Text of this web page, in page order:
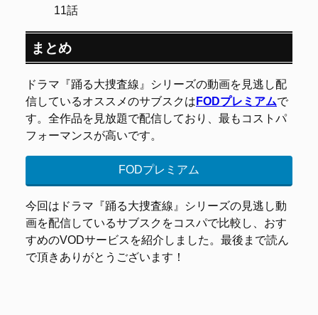
11話
まとめ
ドラマ『踊る大捜査線』シリーズの動画を見逃し配
信しているオススメのサブスクは FODプレミアムで
す。全作品を見放題で配信しており、最もコストパ
フォーマンスが高いです。
FODプレミアム
今回はドラマ『踊る大捜査線』シリーズの見逃し動
画を配信しているサブスクをコスパで比較し、おす
すめのVODサービスを紹介しました。最後まで読ん
で頂きありがとうございます！